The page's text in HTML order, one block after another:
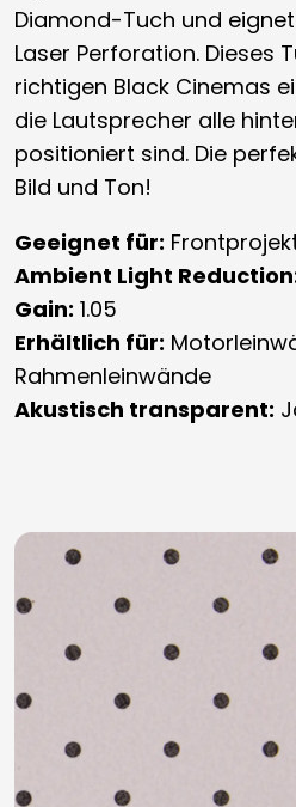
Diamond-Tuch und
Laser Perforation. Dieses
richtigen Black Cinemas
die Lautsprecher alle
positioniert sind. Die
Bild und Ton!
Geeignet für:
Ambient Light
Gain: 1.05
Erhältlich für:
Rahmenleinwände
Akustisch transparent: